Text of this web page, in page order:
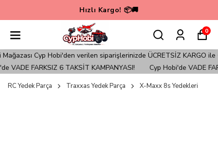
Hızlı Kargo! 📦🚚
0
Cyp Hobi'den verilen siparişlerinizde ÜCRETSİZ KARGO ile
VADE FARKSIZ 6 TAKSİT KAMPANYASI!
Cyp Hobi'de VADE
RC Yedek Parça Traxxas Yedek Parça X-Maxx 8s Yedekleri